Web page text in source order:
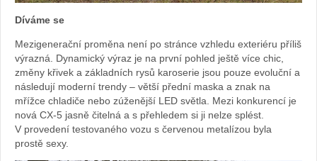
Díváme se
Mezigenerační proměna není po stránce vzhledu exteriéru příliš
výrazná. Dynamický výraz je na první pohled ještě více chic,
změny křivek a základních rysů karoserie jsou pouze evoluční a
následují moderní trendy – větší přední maska a znak na
mřížce chladiče nebo zúženější LED světla. Mezi konkurencí je
nová CX-5 jasně čitelná a s přehledem si ji nelze splést.
V provedení testovaného vozu s červenou metalízou byla
prostě sexy.